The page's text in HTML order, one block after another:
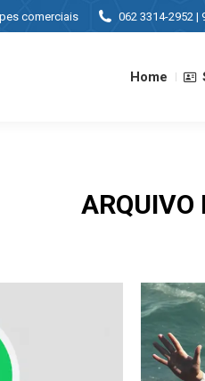
comerciais 062 3314-2952 |
Home
ARQUIVO